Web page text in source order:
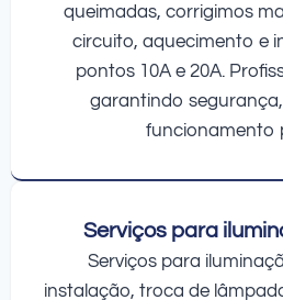
queimadas, corrigimos
circuito, aquecimento e
pontos 10A e 20A.
garantindo
funcionamento
Serviços para
Serviços para
instalação, troca de